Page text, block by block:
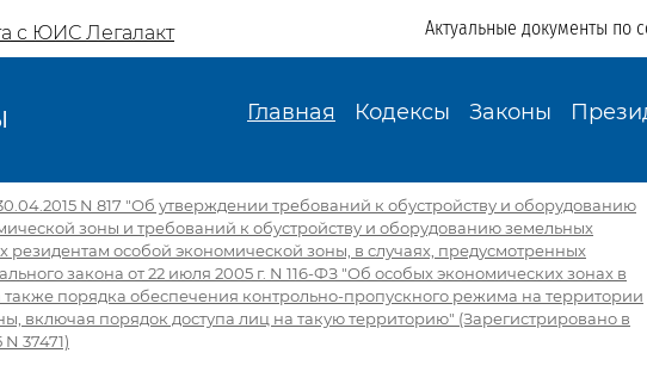
с ЮИС Легалакт Актуальные документы по
Главная Кодексы Законы
N 817 "Об утверждении требований к обустройству и оборудованию
зоны и требований к обустройству и оборудованию земельных
резидентам особой экономической зоны, в случаях, предусмотренных
закона от 22 июля 2005 г. N 116-ФЗ "Об особых экономических зонах в
порядка обеспечения контрольно-пропускного режима на территории
включая порядок доступа лиц на такую территорию" (Зарегистрировано в
37471)